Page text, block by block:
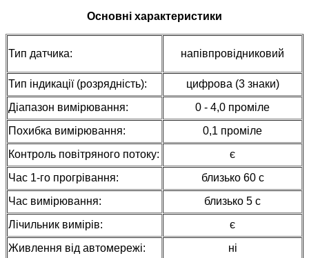
Основні характеристики
Тип датчика: напівпровідниковий
Тип індикації (розрядність):
цифрова (3 знаки)
Діапазон вимірювання:
0 - 4,0 проміле
Похибка вимірювання:
0,1 проміле
Контроль повітряного потоку:
є
Час 1-го прогрівання:
близько 60 с
Час вимірювання:
близько 5 с
Лічильник вимірів:
є
Живлення від автомережі:
ні